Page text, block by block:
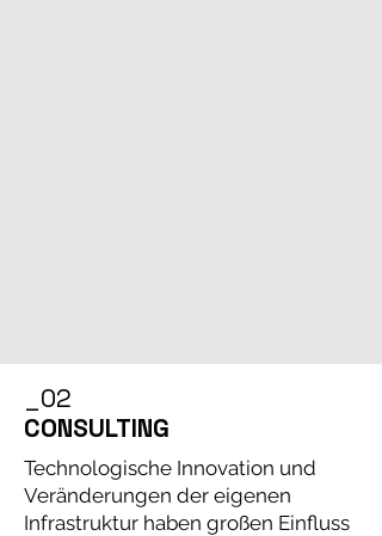
_02
CONSULTING
Technologische Innovation und
Veränderungen der eigenen
Infrastruktur haben großen Einfluss